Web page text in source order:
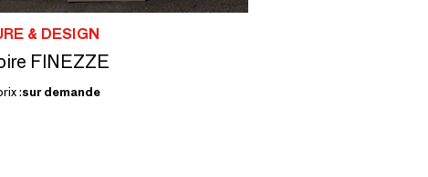
& DESIGN
FINEZZE
:sur demande